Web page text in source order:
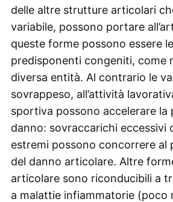
delle altre strutture articolari
variabile, possono portare
queste forme possono essere
predisponenti congeniti, come
diversa entità. Al contrario le
sovrappeso, all’attività
sportiva possono accelerare la
danno: sovraccarichi eccessivi
estremi possono concorrere al
del danno articolare. Altre
articolare sono riconducibili a
a malattie infiammatorie (poco